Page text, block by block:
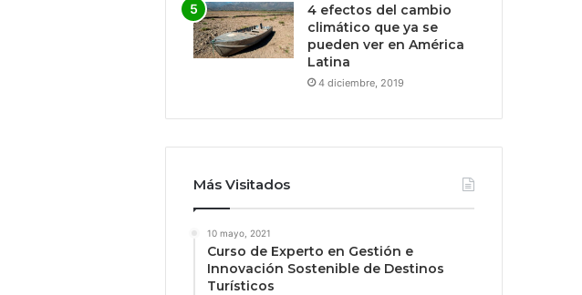
4 efectos del cambio
climático que ya se
pueden ver en América
Latina
4 diciembre, 2019
Más Visitados
10 mayo, 2021
Curso de Experto en Gestión e
Innovación Sostenible de Destinos
Turísticos